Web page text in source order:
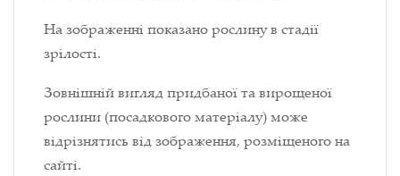
На зображенні показано рослину в стадії
зрілості.
Зовнішній вигляд придбаної та вирощеної
рослини (посадкового матеріалу) може
відрізнятись від зображення, розміщеного на
сайті.